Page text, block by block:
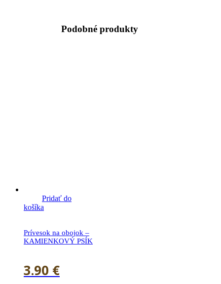
Podobné produkty
Pridať do
košíka
Prívesok na obojok –
KAMIENKOVÝ PSÍK
3.90 €